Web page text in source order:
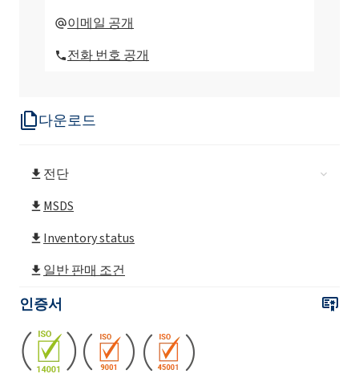
다운로드
전단
MSDS
Inventory status
일반 판매 조건
인증서
이메일 공개
전화 번호 공개